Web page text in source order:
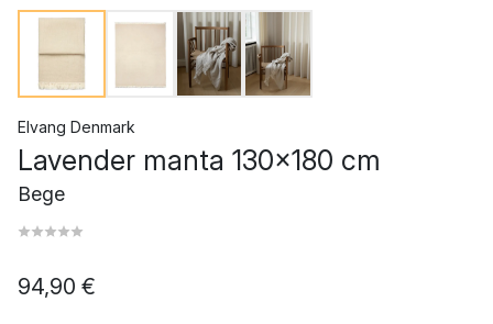
Elvang Denmark
Lavender manta 130x180 cm
Bege
94,90 €